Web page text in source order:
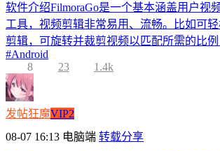
软件介绍FilmoraGo是一个基本涵盖用户视
工具，视频剪辑非常易用、流畅。比如可
剪辑，可旋转并裁剪视频以匹配所需的比
#Android
8
23 1.4k
发帖狂魔VIP2
08-07 16:13 电脑端 转载分享